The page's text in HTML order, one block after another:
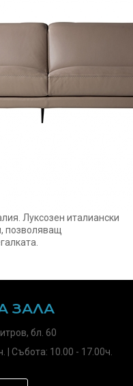
Луксозен италиански
позволяващ
ЗАЛА
бл. 60
| Събота: 10.00 - 17.00ч.